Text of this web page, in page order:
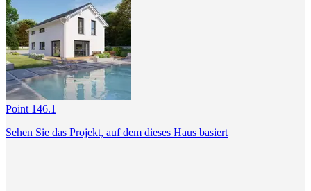
Point 146.1
Sehen Sie das Projekt, auf dem dieses Haus basiert